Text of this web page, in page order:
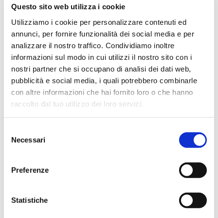
Questo sito web utilizza i cookie
Utilizziamo i cookie per personalizzare contenuti ed
annunci, per fornire funzionalità dei social media e per
analizzare il nostro traffico. Condividiamo inoltre
informazioni sul modo in cui utilizzi il nostro sito con i
nostri partner che si occupano di analisi dei dati web,
pubblicità e social media, i quali potrebbero combinarle
con altre informazioni che hai fornito loro o che hanno
raccolto dal tuo utilizzo dei loro servizi.
delNecessari
Preferenze
Statistiche
★★★★★
Ottima esperienza d’acquisto. Comunicazione
puntuale e cordiale, spedizione rapida e prodotti
effettivamente disponibili come indicato sul sito, senza
sorprese o ritardi. Servizio affidabile e professionale.
Negozio assolutamente consigliato, acqui..
Ciro Pio Donnarumma
★★★★★
Ho acquistato un Selmer Super Action 80 serie I da
Biasin e sono rimasto davvero super soddisfatto. Il sax
imballato e conforme alla descrizione. Il negozio si è